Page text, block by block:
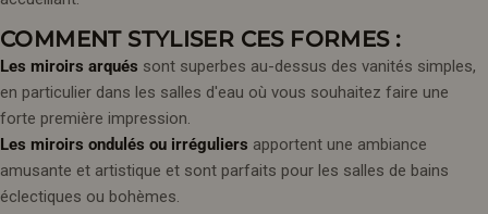
COMMENT STYLISER CES FORMES :
Les miroirs arqués sont superbes au-dessus des vanités simples,
en particulier dans les salles d'eau où vous souhaitez faire une
forte première impression.
Les miroirs ondulés ou irréguliers apportent une ambiance
amusante et artistique et sont parfaits pour les salles de bains
éclectiques ou bohèmes.